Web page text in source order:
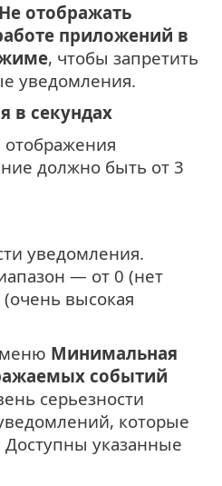
Не отображать
приложений в
, чтобы запретить
уведомления.
в секундах
должно быть от 3
уведомления.
— от 0 (нет
высокая
Минимальная
событий
серьезности
которые
Доступны указанные